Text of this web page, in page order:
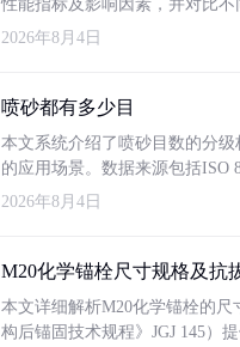
性能指标及影响因素，并对比不
2026年8月4日
喷砂都有多少目
本文系统介绍了喷砂目数的分
的应用场景。数据来源包括ISO
2026年8月4日
M20化学锚栓尺寸规格及抗
本文详细解析M20化学锚栓的
构后锚固技术规程》JGJ 145）